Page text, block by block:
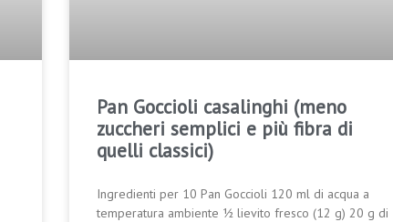
Pan Goccioli casalinghi (meno
zuccheri semplici e più fibra di
quelli classici)
Ingredienti per 10 Pan Goccioli 120 ml di acqua a
temperatura ambiente ½ lievito fresco (12 g) 20 g di